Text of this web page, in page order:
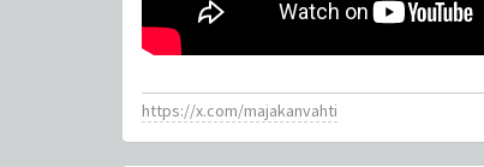
https://x.com/majakanvahti